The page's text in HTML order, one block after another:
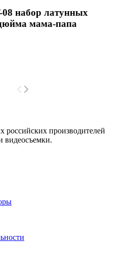
набор латунных
мама-папа
российских производителей
видеосъемки.